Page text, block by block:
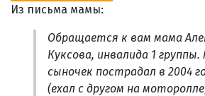
Из письма мамы:
Обращается к вам мама
Куксова, инвалида 1 группы.
сыночек пострадал в 2004
(ехал с другом на